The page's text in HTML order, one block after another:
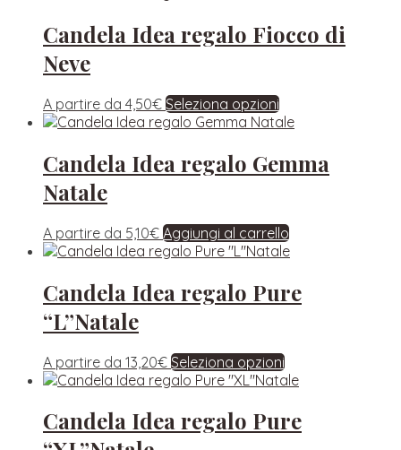
Candela Idea regalo Fiocco di
Neve
A partire da 4,50€ Seleziona opzioni
Candela Idea regalo Gemma
Natale
A partire da 5,10€ Aggiungi al carrello
Candela Idea regalo Pure
“L”Natale
A partire da 13,20€ Seleziona opzioni
Candela Idea regalo Pure